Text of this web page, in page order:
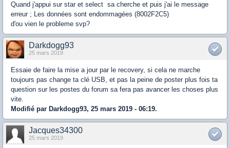
Quand j'appui sur star et select sa cherche et puis j'ai le message
erreur ; Les données sont endommagées (8002F2C5)
d'ou vien le probleme svp?
Darkdogg93
25 mars 2019
Essaie de faire la mise a jour par le recovery, si cela ne marche
toujours pas change ta clé USB, et pas la peine de poster plus fois ta
question sur les postes du forum sa fera pas avancer les choses plus
vite.
Modifié par Darkdogg93, 25 mars 2019 - 06:19.
Jacques34300
25 mars 2019